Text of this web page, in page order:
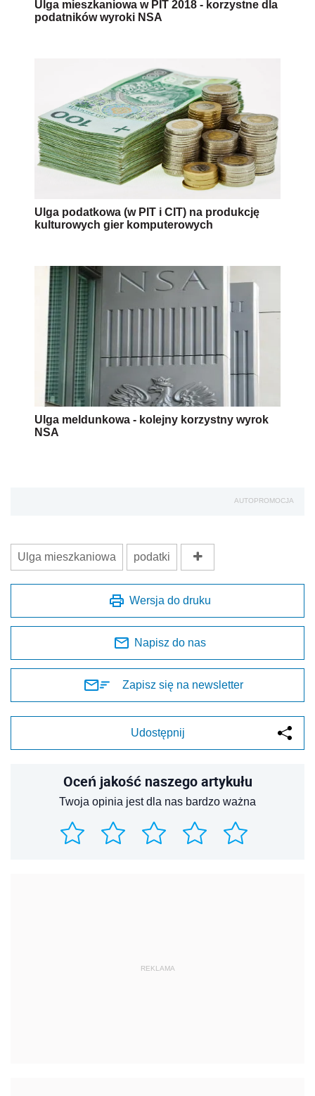
Ulga mieszkaniowa w PIT 2018 - korzystne dla
podatników wyroki NSA
Ulga podatkowa (w PIT i CIT) na produkcję
kulturowych gier komputerowych
Ulga meldunkowa - kolejny korzystny wyrok
NSA
AUTOPROMOCJA
Ulga mieszkaniowa podatki
Wersja do druku
Napisz do nas
Zapisz się na newsletter
Udostępnij
Oceń jakość naszego artykułu
Twoja opinia jest dla nas bardzo ważna
REKLAMA